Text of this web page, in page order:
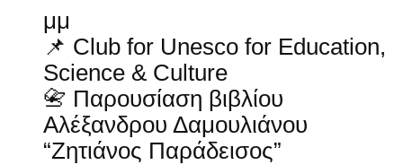
μμ
📌 Club for Unesco for Education,
Science & Culture
📇 Παρουσίαση βιβλίου
Αλέξανδρου Δαμουλιάνου
“Ζητιάνος Παράδεισος”